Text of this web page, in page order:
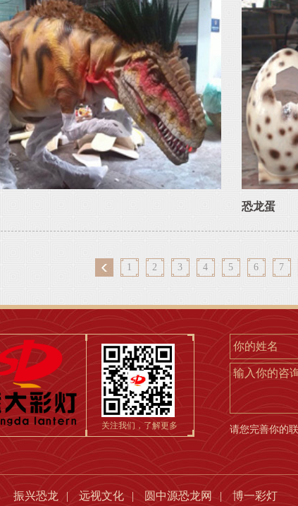
恐龙蛋
1 2 3 4 5 6 7
关注我们，了解更多
输入你的咨
请您完善你的
振兴恐龙 | 远视文化 | 圆中源恐龙网 | 博一彩灯